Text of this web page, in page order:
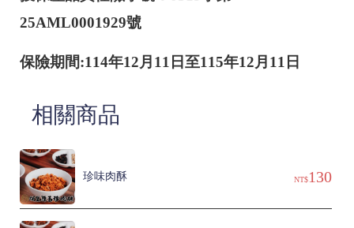
25AML0001929號
保險期間:114年12月11日至115年12月11日
相關商品
NT$130
珍味肉酥